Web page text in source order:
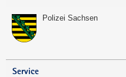
Polizei Sachsen
Service